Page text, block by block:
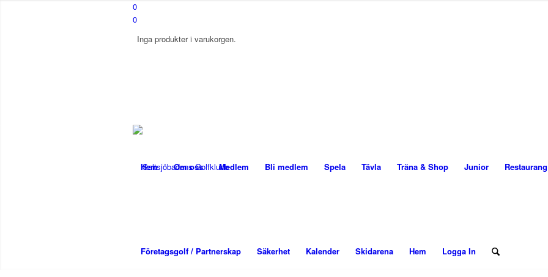
0
0
Inga produkter i varukorgen.
Hem Om oss Medlem Bli medlem Spela Tävla Träna & Shop Junior
Företagsgolf / Partnerskap Säkerhet Kalender Skidarena Hem Logga In